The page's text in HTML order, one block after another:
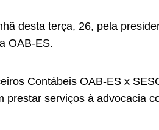
desta terça, 26, pela
OAB-ES.
Contábeis OAB-ES x
prestar serviços à advocacia